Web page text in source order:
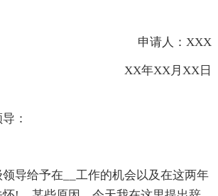
申请人：XXX
XX年XX月XX日
：
导给予在__工作的机会以及在这两年